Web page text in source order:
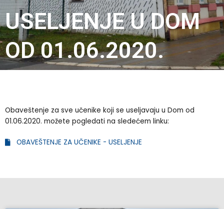
USELJENJE U DOM
OD 01.06.2020.
Obaveštenje za sve učenike koji se useljavaju u Dom od
01.06.2020. možete pogledati na sledećem linku:
OBAVEŠTENJE ZA UČENIKE - USELJENJE